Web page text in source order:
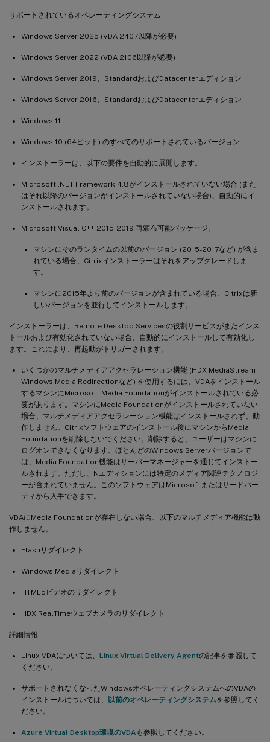
サポートされているオペレーティングシステム:
Windows Server 2025 (VDA 2407以降が必要)
Windows Server 2022 (VDA 2106以降が必要)
Windows Server 2019、StandardおよびDatacenterエディション
Windows Server 2016、StandardおよびDatacenterエディション
Windows 11
Windows 10 (64ビット) のすべてのサポートされているバージョン
インストーラーは、以下の要件を自動的に展開します。
Microsoft .NET Framework 4.8がインストールされていない場合 (また
はそれ以降のバージョンがインストールされていない場合)、自動的にイ
ンストールされます。
Microsoft Visual C++ 2015-2019 再頒布可能パッケージ。
マシンにそのランタイムの以前のバージョン (2015-2017など) が含ま
れている場合、Citrixインストーラーはそれをアップグレードしま
す。
マシンに2015年より前のバージョンが含まれている場合、Citrixは新
しいバージョンを並行してインストールします。
インストーラーは、Remote Desktop Servicesの役割サービスがまだインス
トールおよび有効化されていない場合、自動的にインストールして有効化し
ます。これにより、再起動がトリガーされます。
いくつかのマルチメディアアクセラレーション機能 (HDX MediaStream
Windows Media Redirectionなど) を使用するには、VDAをインストール
するマシンにMicrosoft Media Foundationがインストールされている必
要があります。マシンにMedia Foundationがインストールされていない
場合、マルチメディアアクセラレーション機能はインストールされず、動
作しません。Citrixソフトウェアのインストール後にマシンからMedia
Foundationを削除しないでください。削除すると、ユーザーはマシンに
ログオンできなくなります。ほとんどのWindows Serverバージョンで
は、Media Foundation機能はサーバーマネージャーを通じてインストー
ルされます。ただし、Nエディションには特定のメディア関連テクノロジ
ーが含まれていません。このソフトウェアはMicrosoftまたはサードパー
ティから入手できます。
VDAにMedia Foundationが存在しない場合、以下のマルチメディア機能は動
作しません。
Flashリダイレクト
Windows Mediaリダイレクト
HTML5ビデオのリダイレクト
HDX RealTimeウェブカメラのリダイレクト
詳細情報:
Linux VDAについては、 Linux Virtual Delivery Agentの記事を参照して
ください。
サポートされなくなったWindowsオペレーティングシステムへのVDAの
インストールについては、
以前のオペレーティングシステムを参照してく
ださい。
Azure Virtual Desktop環境のVDA も参照してください。